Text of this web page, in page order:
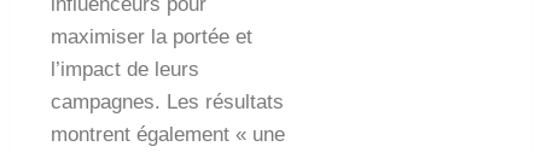
maximiser la portée et
l’impact de leurs
campagnes. Les résultats
montrent également « une